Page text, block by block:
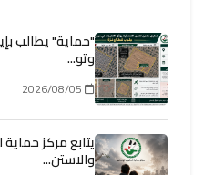
"حماية" يطالب
وتو...
يتابع مركز
والاستن...